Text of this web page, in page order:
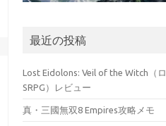
最近の投稿
Lost Eidolons: Veil of the Witch（
SRPG）レビュー
真・三國無双8 Empires攻略メモ